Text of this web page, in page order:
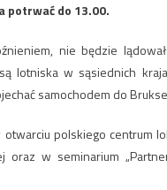
potrwać do 13.00.
nie będzie
lotniska w sąsiednich
samochodem do
polskiego centrum
oraz w seminarium